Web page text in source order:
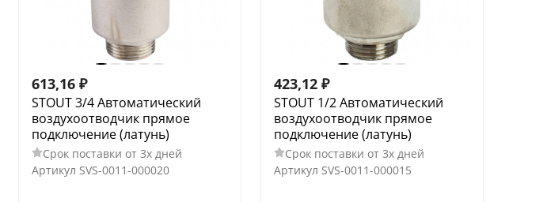
613,16 ₽
STOUT 3/4 Автоматический
воздухоотводчик прямое
подключение (латунь)
Срок поставки от 3х дней
Артикул SVS-0011-000020
423,12 ₽
STOUT 1/2 Автоматический
воздухоотводчик прямое
подключение (латунь)
Срок поставки от 3х дней
Артикул SVS-0011-000015